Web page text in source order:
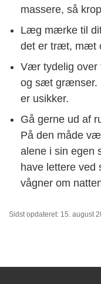
massere, så
Læg mærke til
det er træt, mæt
Vær tydelig over
og sæt grænser.
er usikker.
Gå gerne ud af
På den måde
alene i sin egen
have lettere ved
vågner om
Sidst opdateret: 15. august